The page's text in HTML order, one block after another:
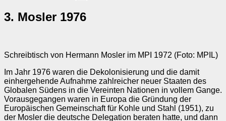
3. Mosler 1976
Schreibtisch von Hermann Mosler im MPI 1972 (Foto: MPIL)
Im Jahr 1976 waren die Dekolonisierung und die damit
einhergehende Aufnahme zahlreicher neuer Staaten des
Globalen Südens in die Vereinten Nationen in vollem Gange.
Vorausgegangen waren in Europa die Gründung der
Europäischen Gemeinschaft für Kohle und Stahl (1951), zu
der Mosler die deutsche Delegation beraten hatte, und dann